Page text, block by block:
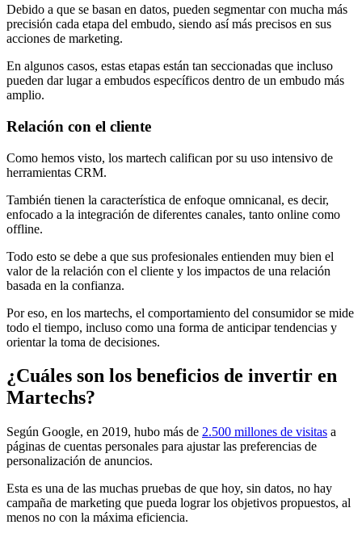
Debido a que se basan en datos, pueden segmentar con mucha más
precisión cada etapa del embudo, siendo así más precisos en sus
acciones de marketing.
En algunos casos, estas etapas están tan seccionadas que incluso
pueden dar lugar a embudos específicos dentro de un embudo más
amplio.
Relación con el cliente
Como hemos visto, los martech califican por su uso intensivo de
herramientas CRM.
También tienen la característica de enfoque omnicanal, es decir,
enfocado a la integración de diferentes canales, tanto online como
offline.
Todo esto se debe a que sus profesionales entienden muy bien el
valor de la relación con el cliente y los impactos de una relación
basada en la confianza.
Por eso, en los martechs, el comportamiento del consumidor se mide
todo el tiempo, incluso como una forma de anticipar tendencias y
orientar la toma de decisiones.
¿Cuáles son los beneficios de invertir en
Martechs?
Según Google, en 2019, hubo más de 2.500 millones de visitas a
páginas de cuentas personales para ajustar las preferencias de
personalización de anuncios.
Esta es una de las muchas pruebas de que hoy, sin datos, no hay
campaña de marketing que pueda lograr los objetivos propuestos, al
menos no con la máxima eficiencia.